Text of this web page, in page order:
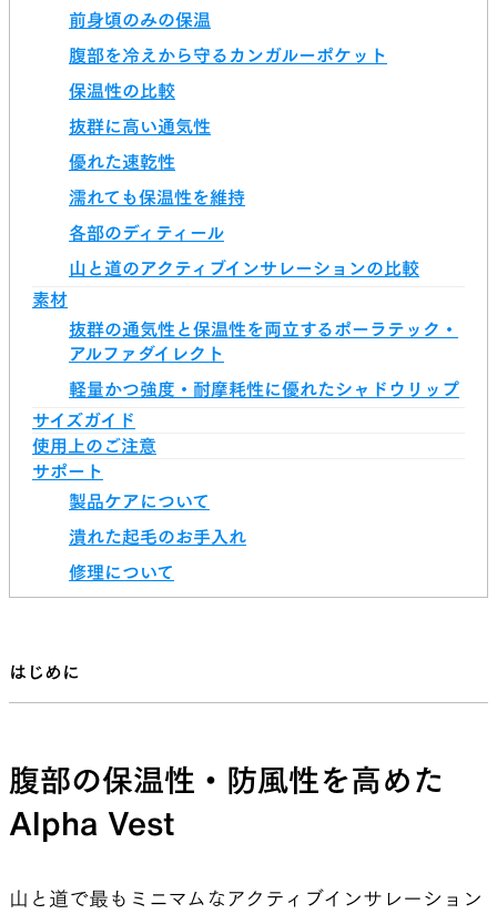
前身頃のみの保温
腹部を冷えから守るカンガルーポケット
保温性の比較
抜群に高い通気性
優れた速乾性
濡れても保温性を維持
各部のディティール
山と道のアクティブインサレーションの比較
素材
抜群の通気性と保温性を両立するポーラテック・
アルファダイレクト
軽量かつ強度・耐摩耗性に優れたシャドウリップ
サイズガイド
使用上のご注意
サポート
製品ケアについて
潰れた起毛のお手入れ
修理について
はじめに
腹部の保温性・防風性を高めた
Alpha Vest
山と道で最もミニマムなアクティブインサレーション